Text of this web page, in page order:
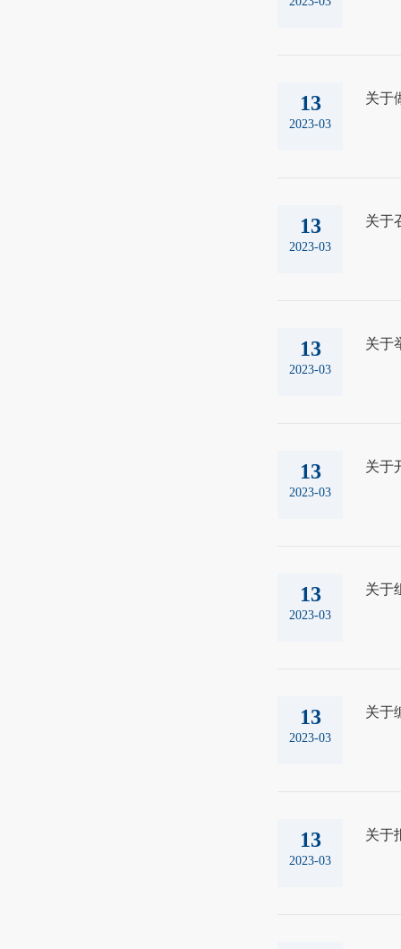
13
2023-03
关于
13
2023-03
关于
13
2023-03
关于
13
2023-03
关于
13
2023-03
关于
13
2023-03
关于
13
2023-03
关于